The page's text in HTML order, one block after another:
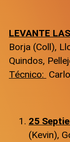
LEVANTE
Borja (Coll),
Quindos,
Técnico:
25
(Kevin),